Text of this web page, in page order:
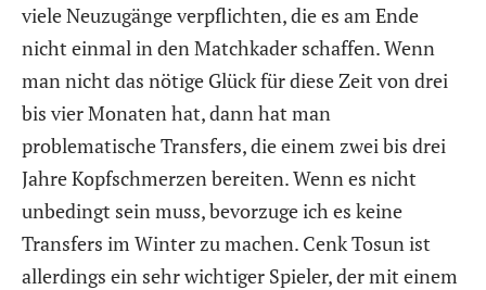
viele Neuzugänge verpflichten, die es am Ende
nicht einmal in den Matchkader schaffen. Wenn
man nicht das nötige Glück für diese Zeit von drei
bis vier Monaten hat, dann hat man
problematische Transfers, die einem zwei bis drei
Jahre Kopfschmerzen bereiten. Wenn es nicht
unbedingt sein muss, bevorzuge ich es keine
Transfers im Winter zu machen. Cenk Tosun ist
allerdings ein sehr wichtiger Spieler, der mit einem